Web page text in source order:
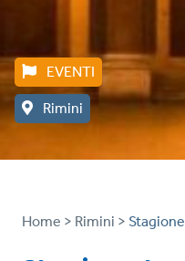
EVENTI
Rimini
Home > Rimini >